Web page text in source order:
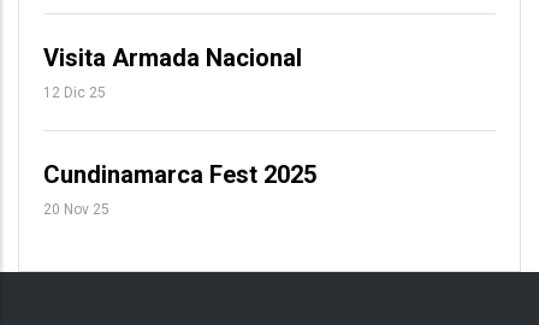
Visita Armada Nacional
12 Dic 25
Cundinamarca Fest 2025
20 Nov 25